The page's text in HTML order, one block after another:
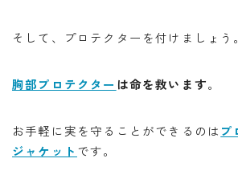
そして、プロテクターを付けましょう。
胸部プロテクター は命を救います。
お手軽に実を守ることができるのは プ
ジャケット です。